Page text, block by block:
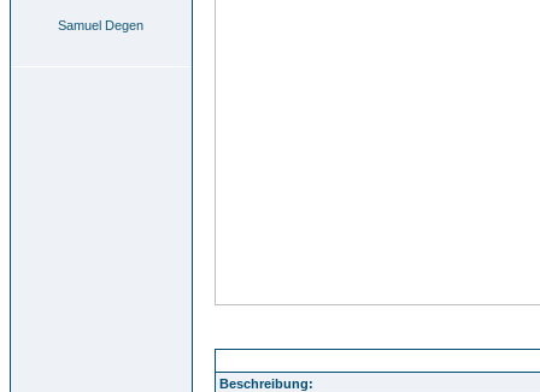
Samuel Degen
Beschreibung: